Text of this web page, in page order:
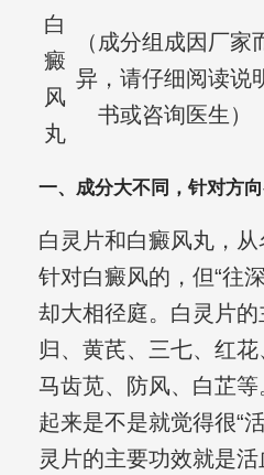
白
癜
风
丸
（成分组成因厂家
异，请仔细阅读说
书或咨询医生）
一、成分大不同，针对方
白灵片和白癜风丸，
针对白癜风的，但“往
却大相径庭。白灵片
归、黄芪、三七、红花
马齿苋、防风、白芷
起来是不是就觉得很“
灵片的主要功效就是